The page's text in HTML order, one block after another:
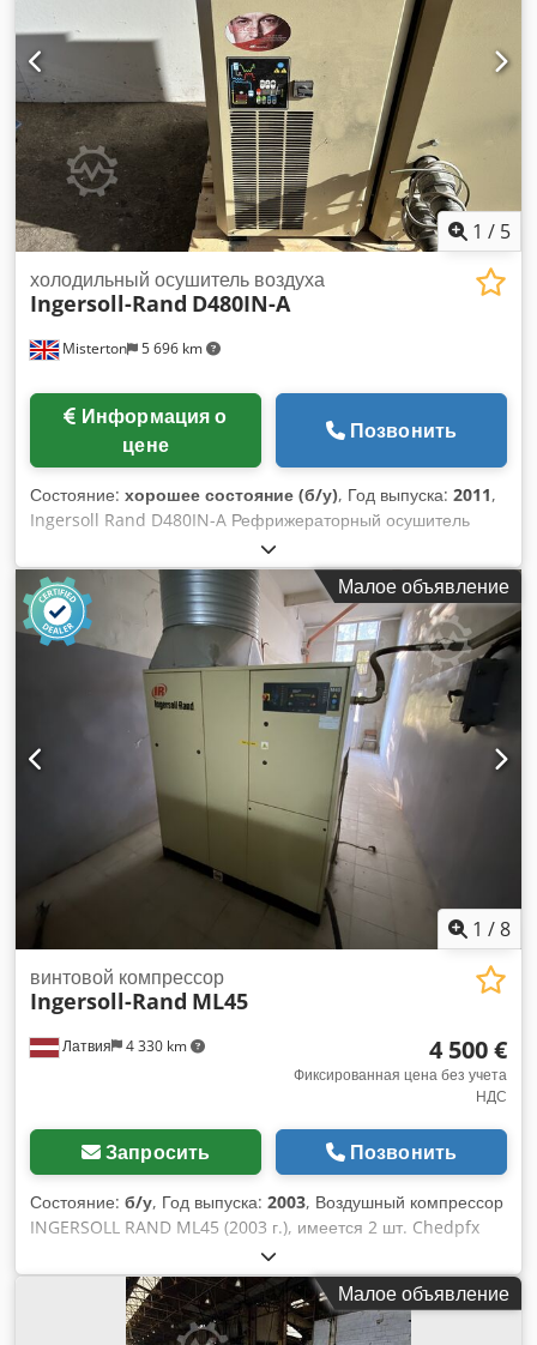
1 / 5
Misterton 5 696 km
холодильный осушитель воздуха
Ingersoll-Rand D480IN-A
цене
Позвонить
Состояние: хорошее состояние (б/у), Год выпуска: 2011,
Ingersoll Rand D480IN-A Рефрижераторный осушитель
воздуха Codjrk Rqbjpfx Aftoha 2011, 1.73Kw, хладагент
R407C-1, температура окружающей среды +2/50'C, 1Ph
Малое объявление
1 /8
Латвия 4 330 km
винтовой компрессор
Ingersoll-Rand ML45
4 500 €
Фиксированная цена без учета
НДС
Запросить Позвонить
Состояние: б/у, Год выпуска: 2003, Воздушный компрессор
INGERSOLL RAND ML45 (2003 г.), имеется 2 шт. Chedpfx
Aexu Achsftja Состояние: бывшие в употреблении,
технически исправны, в настоящее время отключены.
Производитель: Ingersoll Rand (США) Модель: ML45 Год
выпуска: 2003 Количество: 2 единицы Надежные
Малое объявление